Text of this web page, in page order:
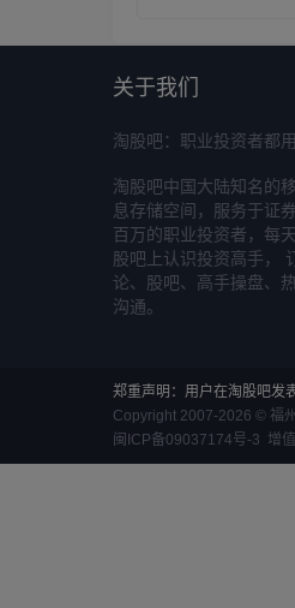
关于我们
淘股吧：职业投资者都
淘股吧中国大陆知名的
息存储空间，服务于证
百万的职业投资者，每
股吧上认识投资高手，
论、股吧、高手操盘、
沟通。
郑重声明：用户在淘股吧发
Copyright 2007-2026 © 福
闽ICP备09037174号-3 增